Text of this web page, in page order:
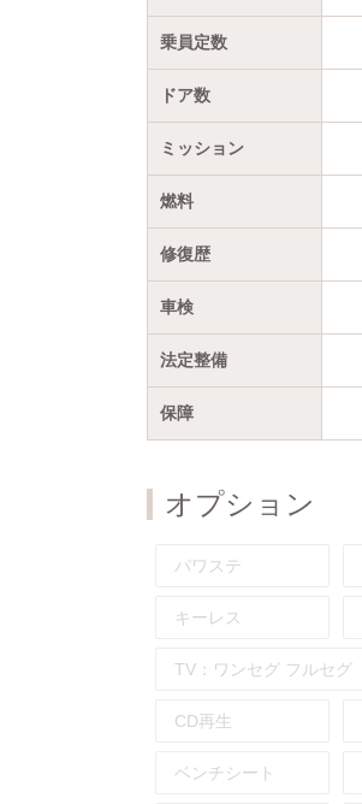
乗員定数
ドア数
ミッション
燃料
修復歴
車検
法定整備
保障
オプション
パワステ
キーレス
TV： ワンセグ フルセグ
CD再生
ベンチシート